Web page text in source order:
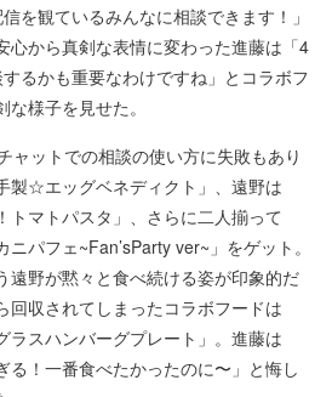
を観ているみんなに相談できます！」
心から真剣な表情に変わった進藤は「4
るかも重要なわけですね」とコラボフ
様子を見せた。
ャットでの相談の使い方に失敗もあり
製☆エッグベネディクト」、遠野は
トマトパスタ」、さらに二人揃って
パフェ~Fan’sParty ver~」をゲット。
遠野が黙々と食べ続ける姿が印象的だ
回収されてしまったコラボフードは
ラスハンバーグプレート」。進藤は
る！一番食べたかったのに〜」と悔し